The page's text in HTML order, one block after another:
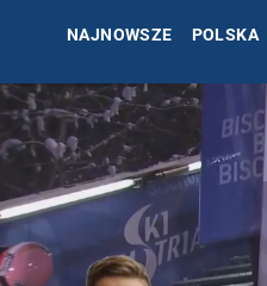
NAJNOWSZE POLSKA